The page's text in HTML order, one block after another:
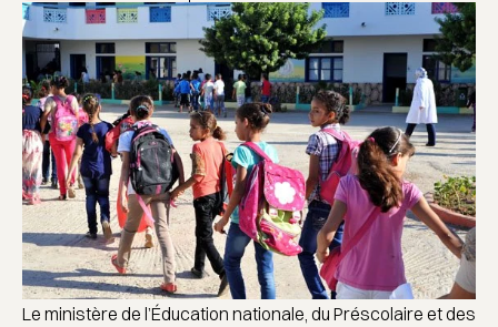
Le ministère de l’Éducation nationale, du Préscolaire et des